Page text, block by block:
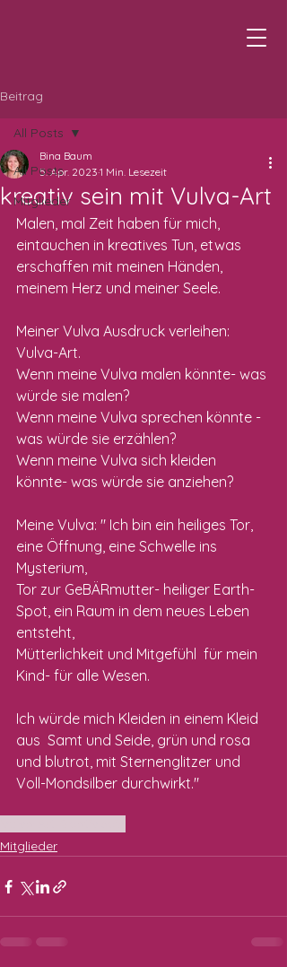
Beitrag
All Posts
Mitglieder
All Posts
kreativ sein mit Vulva-Art
Bina Baum
5. Apr. 2023 1 Min. Lesezeit
Malen, mal Zeit haben für mich,
eintauchen in kreatives Tun, etwas
erschaffen mit meinen Händen,
meinem Herz und meiner Seele.
Meiner Vulva Ausdruck verleihen:
Vulva-Art.
Wenn meine Vulva malen könnte- was
würde sie malen?
Wenn meine Vulva sprechen könnte -
was würde sie erzählen?
Wenn meine Vulva sich kleiden
könnte- was würde sie anziehen?
Meine Vulva: " Ich bin ein heiliges Tor,
eine Öffnung, eine Schwelle ins
Mysterium,
Tor zur GeBÄRmutter- heiliger Earth-
Spot, ein Raum in dem neues Leben
entsteht,
Mütterlichkeit und Mitgefühl  für mein
Kind- für alle Wesen.
Ich würde mich Kleiden in einem Kleid
aus  Samt und Seide, grün und rosa
und blutrot, mit Sternenglitzer und
Voll-Mondsilber durchwirkt."
Mitglieder